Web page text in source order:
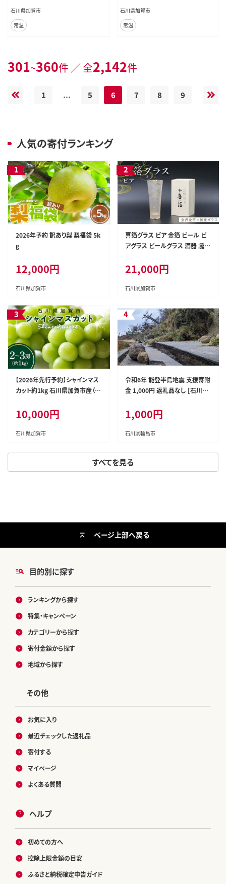
石川県加賀市
常温
石川県加賀市
常温
301~360件 ／ 全2,142件
1 … 5 6 7 8 9
人気の寄付ランキング
すべてを見る
2026年予約 訳あり梨 梨福袋 5k
g
12,000円
石川県加賀市
喜箔グラス ビア 金箔 ビール ビ
アグラス ビールグラス 酒器 誕生
老の日 お祝い ギフト 石川 加賀
F6P-2469
21,000円
石川県加賀市
【2026年先行予約】シャインマス
カット約1kg 石川県加賀市産（ご
カット ぶどうぶどうぶどう 葡萄
デザート フルーツフルーツフル
ーツフルーツ 果物 くだもの 果
10,000円
石川県加賀市
令和6年 能登半島地震 支援寄附
金 1,000円 返礼品なし [石川県
1,000円
石川県輪島市
目的別に探す
ランキングから探す
特集・キャンペーン
カテゴリーから探す
寄付金額から探す
地域から探す
その他
お気に入り
最近チェックした返礼品
寄付する
マイページ
よくある質問
ヘルプ
初めての方へ
控除上限金額の目安
ふるさと納税確定申告ガイド
ページ上部へ戻る